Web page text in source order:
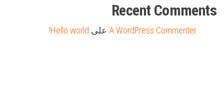
Recent Comments
A WordPress Commenter على Hello world!